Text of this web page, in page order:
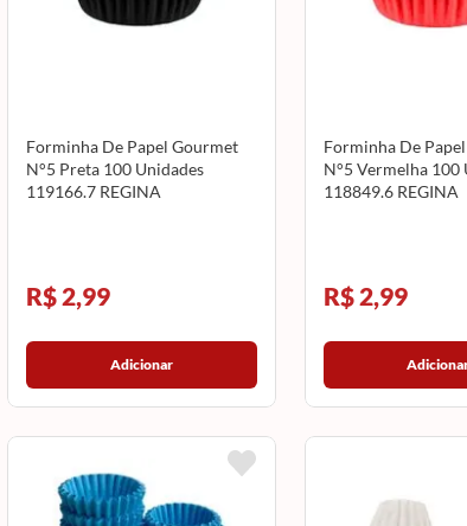
Forminha De Papel Gourmet
N°5 Preta 100 Unidades
119166.7 REGINA
R$ 2,99
Adicionar
Forminha De
N°5 Vermelha 100
118849.6 REGINA
R$ 2,99